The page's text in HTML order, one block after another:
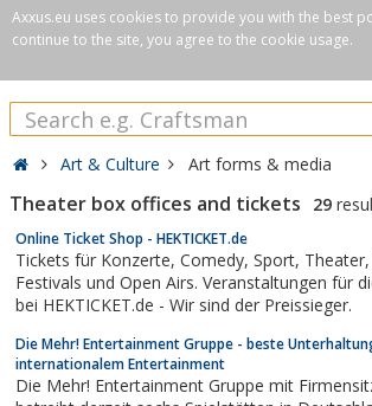
Axxus.eu uses cookies to provide you with the best
continue to the site, you agree to the cookie usage.
Art & Culture Art forms & media
Theater box offices and tickets 29
Online Ticket Shop - HEKTICKET.de
Tickets für Konzerte, Comedy, Sport, Theater, Musicals,
Festivals und Open Airs. Veranstaltungen für
bei HEKTICKET.de - Wir sind der Preissieger.
Die Mehr! Entertainment Gruppe - beste
internationalem Entertainment
Die Mehr! Entertainment Gruppe mit